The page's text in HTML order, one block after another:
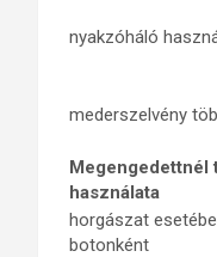
nyakzóháló
mederszelvény
használata
horgászat
botonként